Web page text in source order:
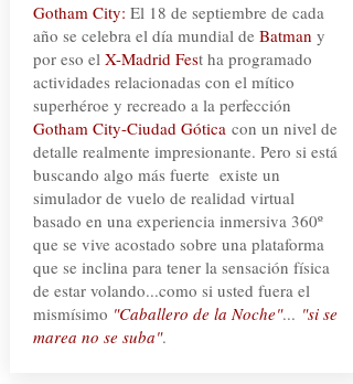
Gotham City: El 18 de septiembre de cada
año se celebra el día mundial de Batman y
por eso el X-Madrid Fest ha programado
actividades relacionadas con el mítico
superhéroe y recreado a la perfección
Gotham City-Ciudad Góticacon un nivel de
detalle realmente impresionante. Pero si está
buscando algo más fuerte existe un
simulador de vuelo de realidad virtual
basado en una experiencia inmersiva 360º
que se vive acostado sobre una plataforma
que se inclina para tener la sensación física
de estar volando...como si usted fuera el
mismísimo "Caballero de la Noche"... "si se
marea no se suba".